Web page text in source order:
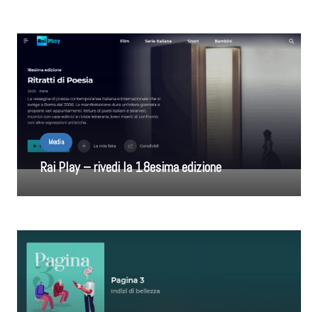
Media
Rai Play – rivedi la 18esima edizione